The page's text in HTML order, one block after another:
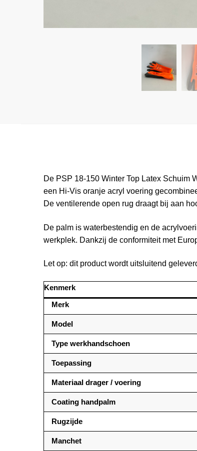
De PSP 18‑150 Winter Top Latex
een Hi‑Vis oranje acryl voering
De ventilerende open rug draagt bij aan
De palm is waterbestendig en de
werkplek. Dankzij de conformiteit met
Let op: dit product wordt uitsluitend
Kenmerk
Merk
Model
Type werkhandschoen
Toepassing
Materiaal drager / voering
Coating handpalm
Rugzijde
Manchet